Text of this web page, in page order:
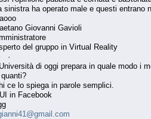
sinistra ha operato male e questi entrano
Giovanni Gavioli
del gruppo in Virtual Reality
·
di oggi prepara in quale modo i
ce lo spiega in parole semplici.
in Facebook